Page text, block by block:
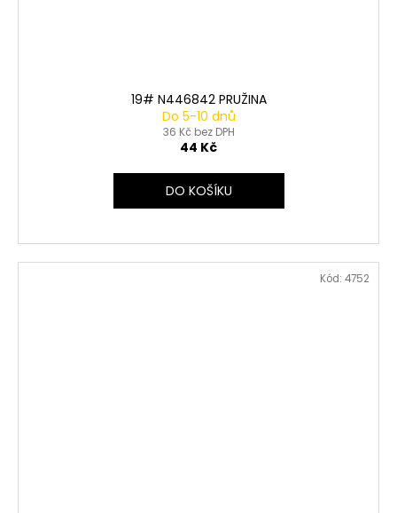
19# N446842 PRUŽINA
Do 5-10 dnů
36 Kč bez DPH
44 Kč
DO KOŠÍKU
Kód: 4752